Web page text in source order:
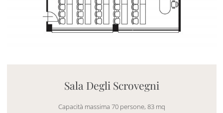
Sala Degli Scrovegni
Capacità massima 70 persone, 83 mq